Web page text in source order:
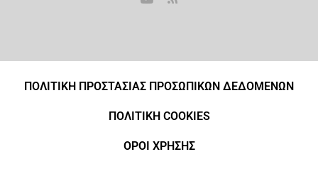
ΠΟΛΙΤΙΚΗ ΠΡΟΣΤΑΣΙΑΣ ΠΡΟΣΩΠΙΚΩΝ ΔΕΔΟΜΕΝΩΝ
ΠΟΛΙΤΙΚΗ COOKIES
ΟΡΟΙ ΧΡΗΣΗΣ